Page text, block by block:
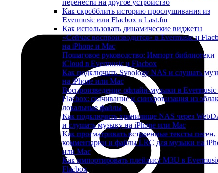
перенести на другое устройство
Как скробблить историю прослушивания из
Evermusic или Flacbox в Last.fm
Как использовать динамические виджеты
«Сейчас воспроизводится» в Evermusic и
на iPhone и Mac
Пошаговое руководство: Импорт библиотеки
iCloud в Evermusic и Flacbox
Как подключить Synology NAS и слушать
на iPhone или Mac
Воспроизведение офлайн-музыки в Evermusic
Flacbox: скачивание и синхронизация из
локальные файлы
Как подключить хранилище NAS через
и слушать музыку на iPhone или Mac
Как просматривать встроенные тексты песен,
комментарии и файлы LRC для музыки на
или Mac
Как импортировать плейлист M3U в
Flacbox